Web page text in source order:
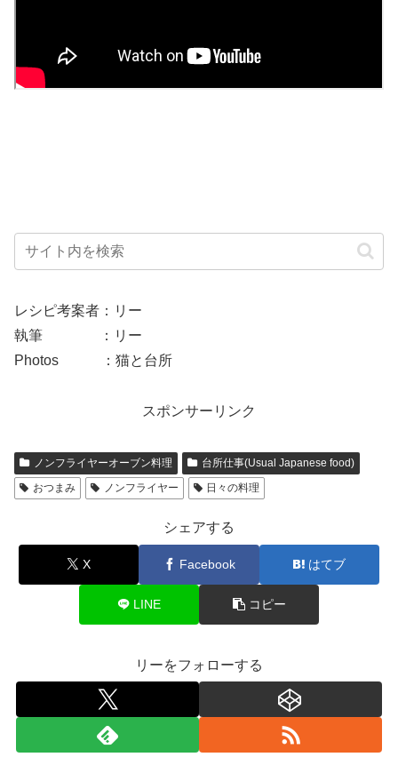
レシピ考案者：リー
執筆 ：リー
Photos ：猫と台所
スポンサーリンク
ノンフライヤーオーブン料理
台所仕事(Usual Japanese food)
おつまみ
ノンフライヤー 日々の料理
シェアする
X Facebook はてブ
LINE コピー
リーをフォローする